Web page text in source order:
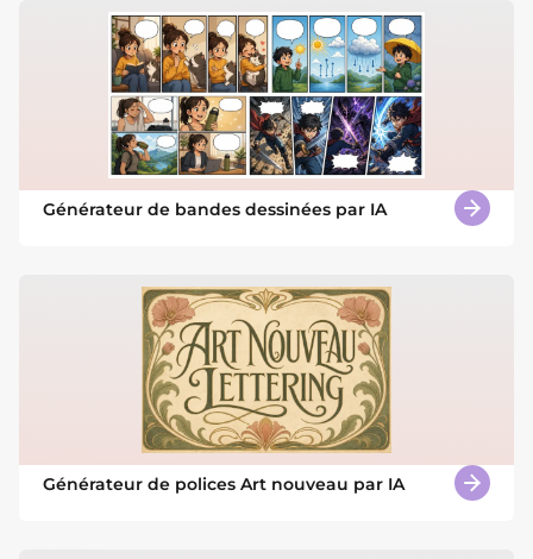
Générateur de bandes dessinées par IA
Générateur de polices Art nouveau par IA